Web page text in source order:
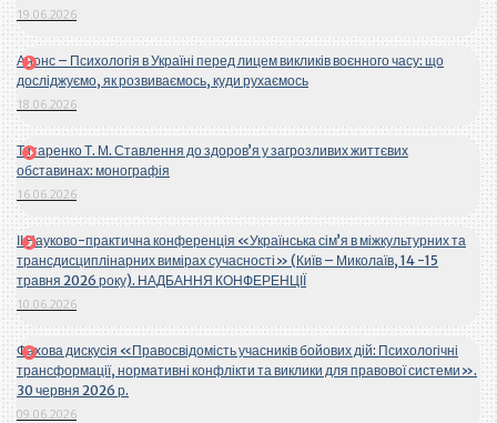
19.06.2026
Анонс – Психологія в Україні перед лицем викликів воєнного часу: що
досліджуємо, як розвиваємось, куди рухаємось
18.06.2026
Титаренко Т. М. Ставлення до здоров’я у загрозливих життєвих
обставинах: монографія
16.06.2026
ІІ Науково-практична конференція «Українська сім’я в міжкультурних та
трансдисциплінарних вимірах сучасності» (Київ – Миколаїв, 14 -15
травня 2026 року). НАДБАННЯ КОНФЕРЕНЦІЇ
10.06.2026
Фахова дискусія «Правосвідомість учасників бойових дій: Психологічні
трансформації, нормативні конфлікти та виклики для правової системи».
30 червня 2026 р.
09.06.2026